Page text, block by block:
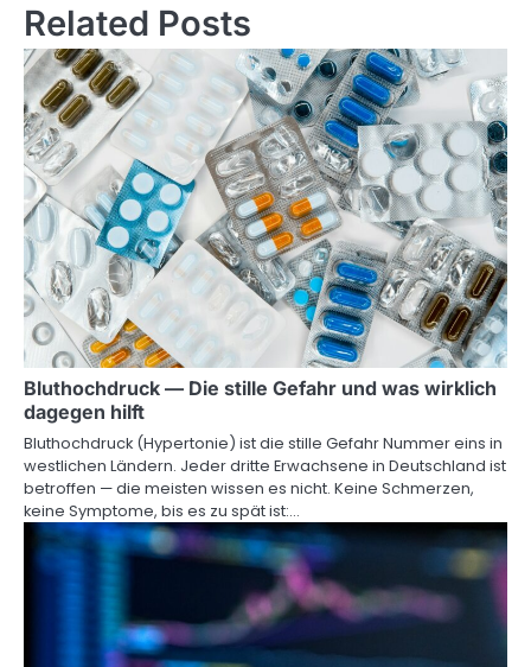
Related Posts
Bluthochdruck — Die stille Gefahr und was wirklich
dagegen hilft
Bluthochdruck (Hypertonie) ist die stille Gefahr Nummer eins in
westlichen Ländern. Jeder dritte Erwachsene in Deutschland ist
betroffen — die meisten wissen es nicht. Keine Schmerzen,
keine Symptome, bis es zu spät ist:…